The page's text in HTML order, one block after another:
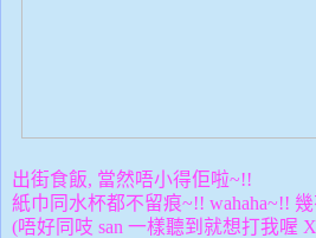
出街食飯, 當然唔小得佢啦~!!
紙巾同水杯都不留痕~!! wahaha~!!
(唔好同吱 san 一樣聽到就想打我喔